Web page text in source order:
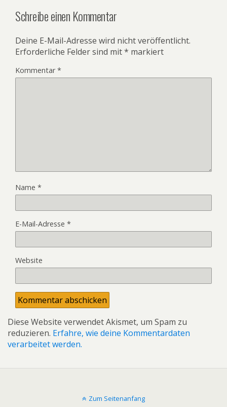
Schreibe einen Kommentar
Deine E-Mail-Adresse wird nicht veröffentlicht.
Erforderliche Felder sind mit* markiert
Kommentar*
Name *
E-Mail-Adresse *
Website
Diese Website verwendet Akismet, um Spam zu
reduzieren. Erfahre, wie deine Kommentardaten
verarbeitet werden.
Zum Seitenanfang